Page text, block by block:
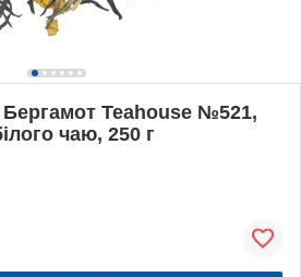
Teahouse №521,
чаю, 250 г